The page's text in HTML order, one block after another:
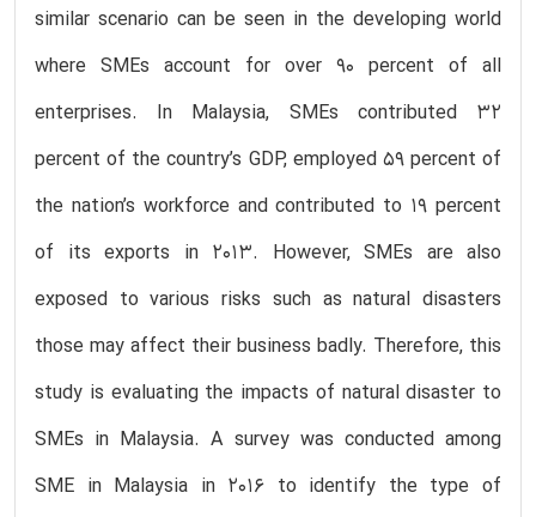
similar scenario can be seen in the developing world
where SMEs account for over 90 percent of all
enterprises. In Malaysia, SMEs contributed 32
percent of the country’s GDP, employed 59 percent of
the nation’s workforce and contributed to 19 percent
of its exports in 2013. However, SMEs are also
exposed to various risks such as natural disasters
those may affect their business badly. Therefore, this
study is evaluating the impacts of natural disaster to
SMEs in Malaysia. A survey was conducted among
SME in Malaysia in 2016 to identify the type of